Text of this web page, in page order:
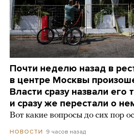
Почти неделю назад в
в центре Москвы
Власти сразу назвали его
и сразу же перестали о
Вот какие вопросы до сих пор
НОВОСТИ 9 часов назад